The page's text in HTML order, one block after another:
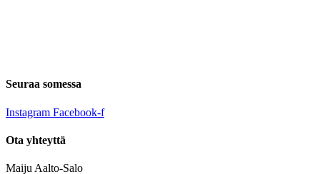
Seuraa somessa
Instagram Facebook-f
Ota yhteyttä
Maiju Aalto-Salo